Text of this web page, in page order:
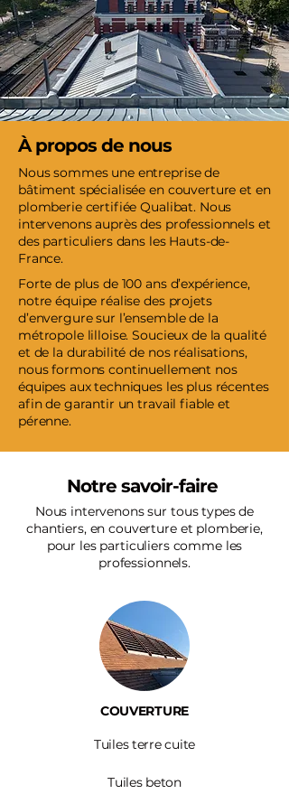
À propos de nous
Nous sommes une entreprise de
bâtiment spécialisée en couverture et en
plomberie certifiée Qualibat. Nous
intervenons auprès des professionnels et
des particuliers dans les Hauts-de-
France.
Forte de plus de 100 ans d’expérience,
notre équipe réalise des projets
d’envergure sur l’ensemble de la
métropole lilloise. Soucieux de la qualité
et de la durabilité de nos réalisations,
nous formons continuellement nos
équipes aux techniques les plus récentes
afin de garantir un travail fiable et
pérenne.
Notre savoir-faire
Nous intervenons sur tous types de
chantiers, en couverture et plomberie,
pour les particuliers comme les
professionnels.
COUVERTURE
Tuiles terre cuite
Tuiles beton